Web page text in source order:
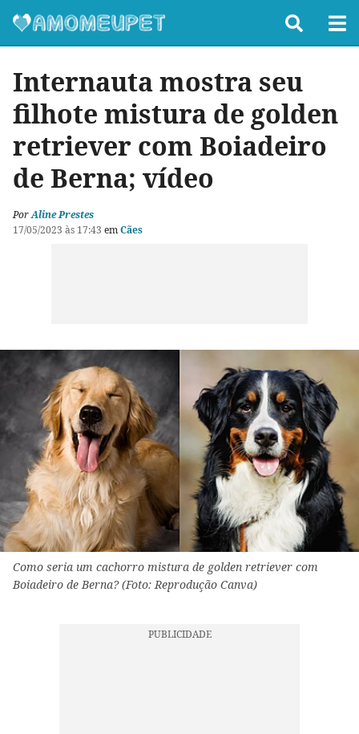
Internauta mostra seu
filhote mistura de golden
retriever com Boiadeiro
de Berna; vídeo
PorAline Prestes
17/05/2023 às 17:43 emCães
Como seria um cachorro mistura de golden retriever com
Boiadeiro de Berna? (Foto: Reprodução Canva)